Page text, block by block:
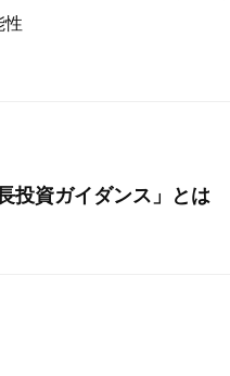
性
投資ガイダンス」とは